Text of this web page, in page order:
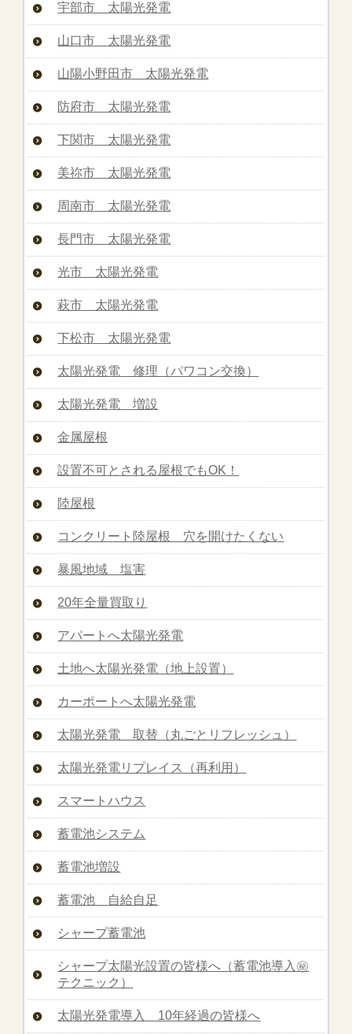
宇部市 太陽光発電
山口市 太陽光発電
山陽小野田市 太陽光発電
防府市 太陽光発電
下関市 太陽光発電
美祢市 太陽光発電
周南市 太陽光発電
長門市 太陽光発電
光市 太陽光発電
萩市 太陽光発電
下松市 太陽光発電
太陽光発電 修理（パワコン交換）
太陽光発電 増設
金属屋根
設置不可とされる屋根でもOK！
陸屋根
コンクリート陸屋根 穴を開けたくない
暴風地域 塩害
20年全量買取り
アパートへ太陽光発電
土地へ太陽光発電（地上設置）
カーポートへ太陽光発電
太陽光発電 取替（丸ごとリフレッシュ）
太陽光発電リプレイス（再利用）
スマートハウス
蓄電池システム
蓄電池増設
蓄電池 自給自足
シャープ蓄電池
シャープ太陽光設置の皆様へ（蓄電池導入㊙︎
テクニック）
太陽光発電導入 10年経過の皆様へ